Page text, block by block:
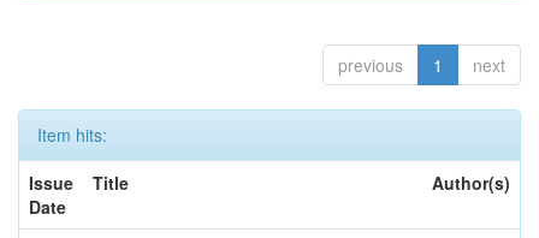
previous 1 next
Item hits:
Issue
Date
Title Author(s)